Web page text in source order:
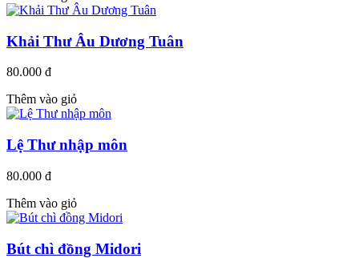
Khải Thư Âu Dương Tuân
80.000 đ
Thêm vào giỏ
Lệ Thư nhập môn
80.000 đ
Thêm vào giỏ
Bút chì đồng Midori